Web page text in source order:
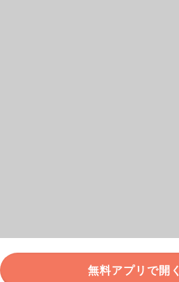
無料アプリで開く